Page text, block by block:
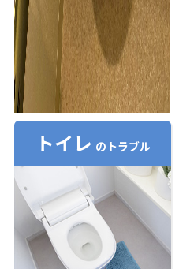
トイレ のトラブル